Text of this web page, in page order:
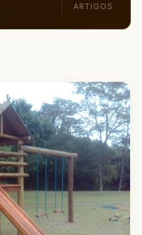
ARTIGOS